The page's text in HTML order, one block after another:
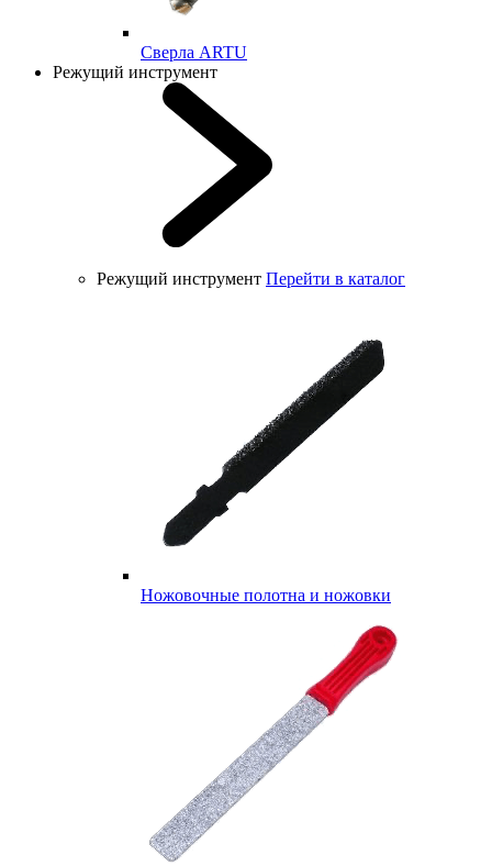
Cверла ARTU
Режущий инструмент
Режущий инструмент Перейти в каталог
Ножовочные полотна и ножовки